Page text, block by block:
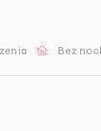
именно ты!
Bez